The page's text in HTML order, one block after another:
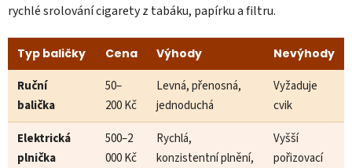
rychlé srolování cigarety z tabáku, papírku a filtru.
Typ baličky Cena Výhody Nevýhody
Ruční
balička
50–
200 Kč
Levná, přenosná,
jednoduchá
Vyžaduje
cvik
Elektrická
plnička
500–2
000 Kč
Rychlá,
konzistentní plnění,
Vyšší
pořizovací